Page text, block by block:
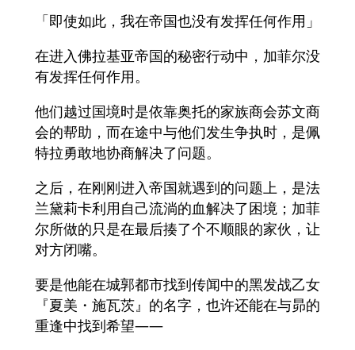
「即使如此，我在帝国也没有发挥任何作用」
在进入佛拉基亚帝国的秘密行动中，加菲尔没
有发挥任何作用。
他们越过国境时是依靠奥托的家族商会苏文商
会的帮助，而在途中与他们发生争执时，是佩
特拉勇敢地协商解决了问题。
之后，在刚刚进入帝国就遇到的问题上，是法
兰黛莉卡利用自己流淌的血解决了困境；加菲
尔所做的只是在最后揍了个不顺眼的家伙，让
对方闭嘴。
要是他能在城郭都市找到传闻中的黑发战乙女
『夏美・施瓦茨』的名字，也许还能在与昴的
重逢中找到希望——